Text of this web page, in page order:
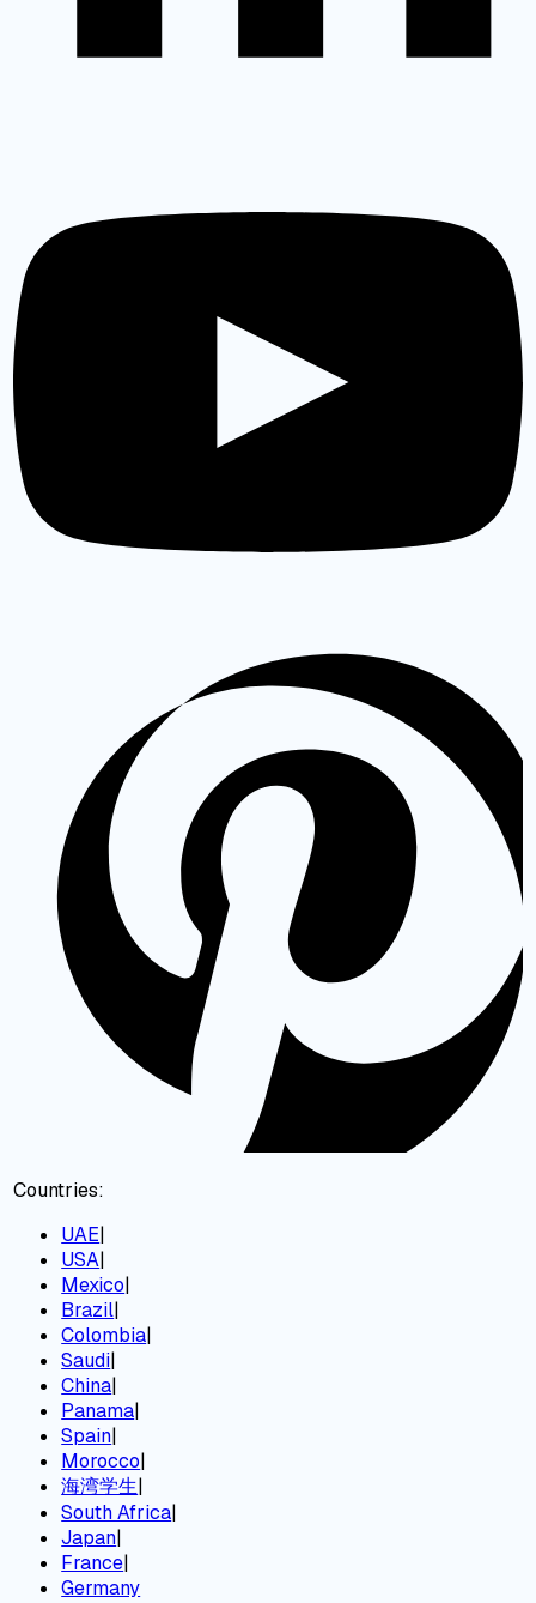
Countries:
UAE|
USA|
Mexico|
Brazil|
Colombia|
Saudi|
China|
Panama|
Spain|
Morocco|
海湾学生|
South Africa|
Japan|
France|
Germany